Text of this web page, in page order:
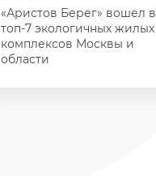
«Аристов Берег» вошел в
топ-7 экологичных жилых
комплексов Москвы и
области